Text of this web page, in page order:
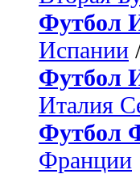
Футбол
Испании
Футбол
Италия
Футбол
Франции